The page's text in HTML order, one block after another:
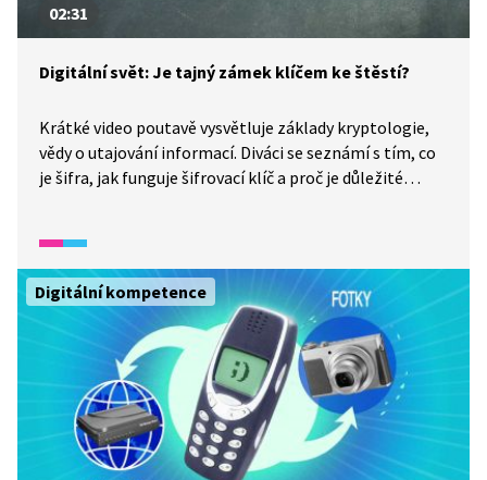
02:31
Digitální svět: Je tajný zámek klíčem ke štěstí?
Krátké video poutavě vysvětluje základy kryptologie,
vědy o utajování informací. Diváci se seznámí s tím, co
je šifra, jak funguje šifrovací klíč a proč je důležité
šifra), ale i jak je nutné v moderní době využívat
šifrování, které chrání naše hesla, zprávy nebo
internetové platby.
Digitální kompetence